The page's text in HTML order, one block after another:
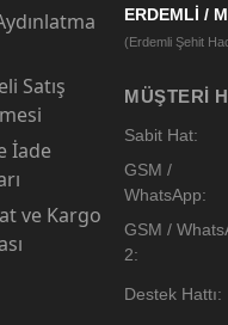
Satış
İade
ve Kargo
ERDEMLİ /
(Erdemli Şehit
MÜŞTERI
Sabit Hat:
GSM /
WhatsApp:
GSM /
2:
Destek